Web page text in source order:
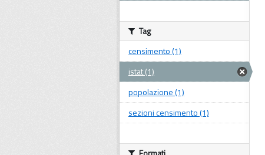
Tag
censimento (1)
istat (1)
popolazione (1)
sezioni censimento (1)